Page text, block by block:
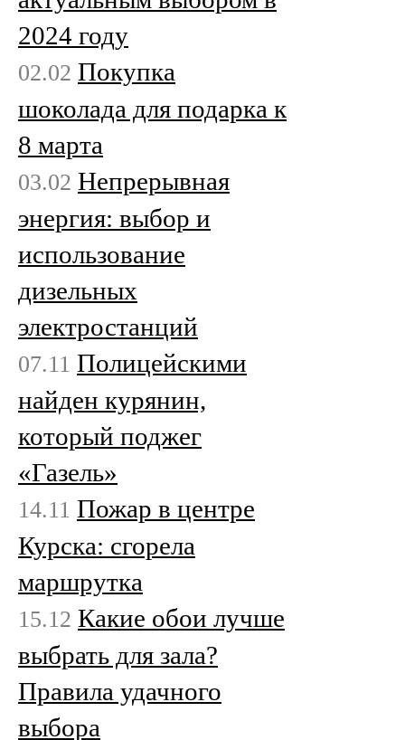
2024 году
02.02 Покупка
шоколада для подарка к
8 марта
03.02 Непрерывная
энергия: выбор и
использование
дизельных
электростанций
07.11 Полицейскими
найден курянин,
который поджег
«Газель»
14.11 Пожар в центре
Курска: сгорела
маршрутка
15.12 Какие обои лучше
выбрать для зала?
Правила удачного
выбора